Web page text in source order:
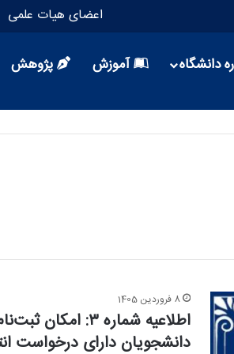
اعضای هیات علمی
دانشگاه آموزش پژوهش
8 فروردین 1405
اطلاعیه شماره ۳: امکان
دانشجویان دارای درخواست
تئاتر فجر شد